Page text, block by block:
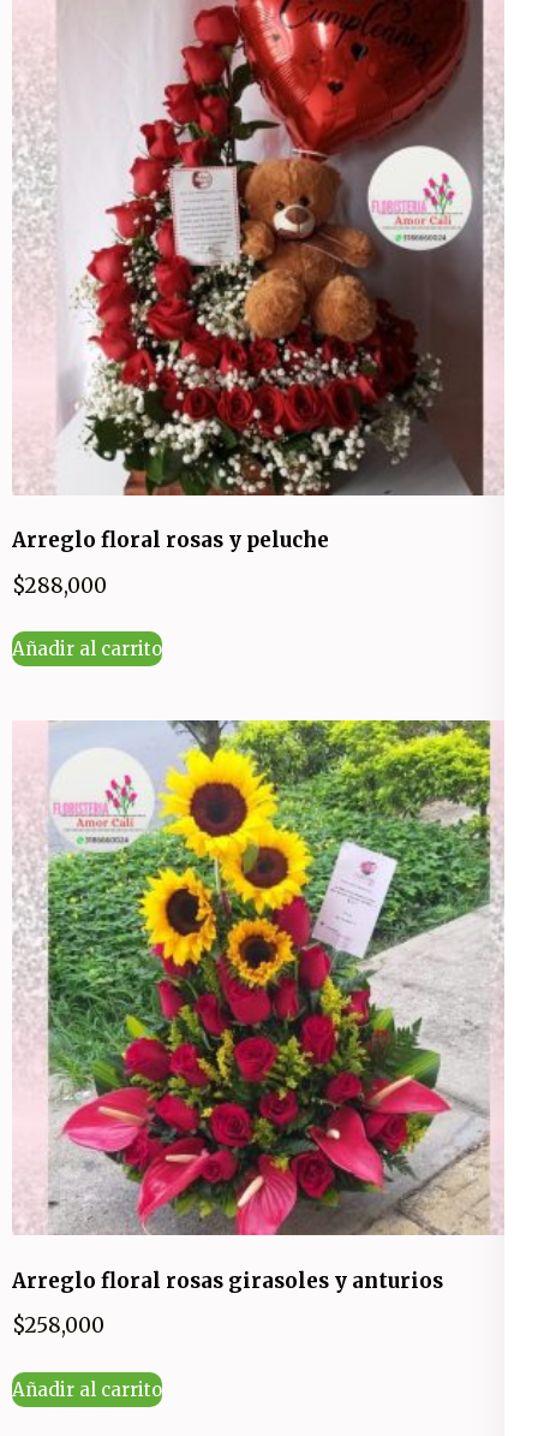
Arreglo floral rosas y peluche
$288,000
Añadir al carrito
Arreglo floral rosas girasoles y anturios
$258,000
Añadir al carrito